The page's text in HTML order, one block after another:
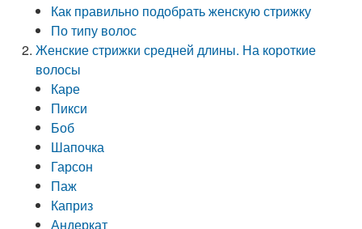
Как правильно подобрать женскую стрижку
По типу волос
Женские стрижки средней длины. На короткие
волосы
Каре
Пикси
Боб
Шапочка
Гарсон
Паж
Каприз
Андеркат